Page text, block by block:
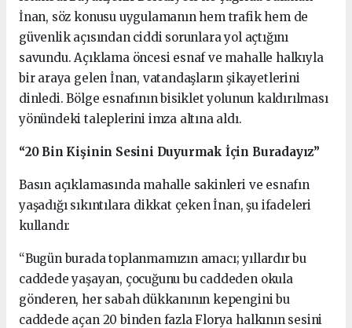
İnan, söz konusu uygulamanın hem trafik hem de
güvenlik açısından ciddi sorunlara yol açtığını
savundu. Açıklama öncesi esnaf ve mahalle halkıyla
bir araya gelen İnan, vatandaşların şikayetlerini
dinledi. Bölge esnafının bisiklet yolunun kaldırılması
yönündeki taleplerini imza altına aldı.
“20 Bin Kişinin Sesini Duyurmak İçin Buradayız”
Basın açıklamasında mahalle sakinleri ve esnafın
yaşadığı sıkıntılara dikkat çeken İnan, şu ifadeleri
kullandı:
“Bugün burada toplanmamızın amacı; yıllardır bu
caddede yaşayan, çocuğunu bu caddeden okula
gönderen, her sabah dükkanının kepengini bu
caddede açan 20 binden fazla Florya halkının sesini